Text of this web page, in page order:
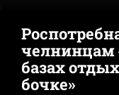
челнинцам
базах
бочке»